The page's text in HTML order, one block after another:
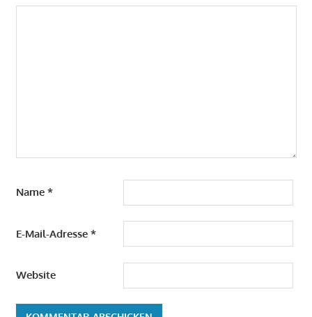
Name *
E-Mail-Adresse *
Website